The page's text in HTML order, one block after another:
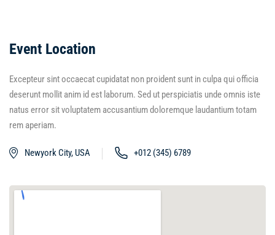
Event Location
Excepteur sint occaecat cupidatat non proident sunt in culpa qui officia
deserunt mollit anim id est laborum. Sed ut perspiciatis unde omnis iste
natus error sit voluptatem accusantium doloremque laudantium totam
rem aperiam.
Newyork City, USA +012 (345) 6789